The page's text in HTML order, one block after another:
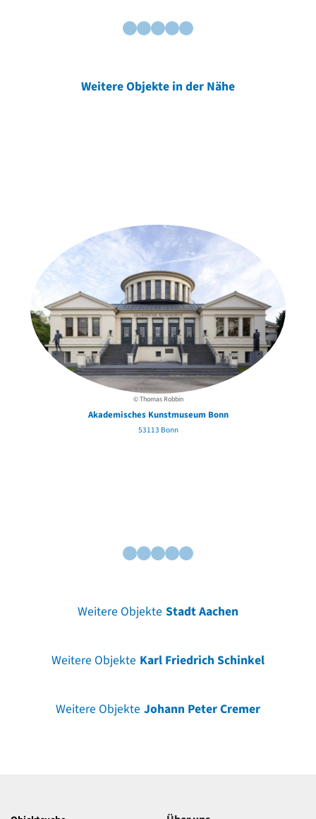
Weitere Objekte in der Nähe
© Thomas Robbin
Akademisches Kunstmuseum Bonn
53113 Bonn
Weitere Objekte Stadt Aachen
Weitere Objekte Karl Friedrich Schinkel
Weitere Objekte Johann Peter Cremer